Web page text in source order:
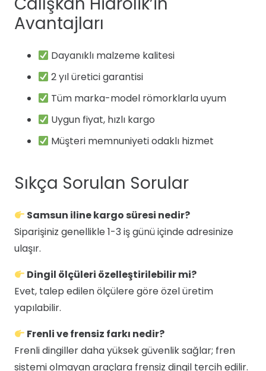
Avantajları
Dayanıklı malzeme kalitesi
2 yıl üretici garantisi
Tüm marka-model römorklarla uyum
Uygun fiyat, hızlı kargo
Müşteri memnuniyeti odaklı hizmet
Sıkça Sorulan Sorular
Samsun iline kargo süresi nedir?
Siparişiniz genellikle 1-3 iş günü içinde adresinize
ulaşır.
Dingil ölçüleri özelleştirilebilir mi?
Evet, talep edilen ölçülere göre özel üretim
yapılabilir.
Frenli ve frensiz farkı nedir?
Frenli dingiller daha yüksek güvenlik sağlar; fren
sistemi olmayan araçlara frensiz dingil tercih edilir.